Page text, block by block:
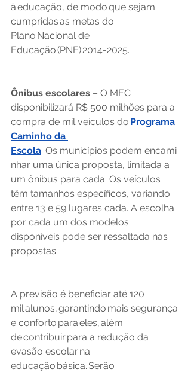
à educação, de modo que sejam
cumpridas as metas do
Plano Nacional de
Educação (PNE) 2014-2025.
Ônibus escolares – O MEC
disponibilizará R$ 500 milhões para a
compra de mil veículos do Programa
Caminho da
Escola. Os municípios podem encami
nhar uma única proposta, limitada a
um ônibus para cada. Os veículos
têm tamanhos específicos, variando
entre 13 e 59 lugares cada. A escolha
por cada um dos modelos
disponíveis pode ser ressaltada nas
propostas.
A previsão é beneficiar até 120
mil alunos, garantindo mais segurança
e conforto para eles, além
de contribuir para a redução da
evasão escolar na
educação básica. Serão